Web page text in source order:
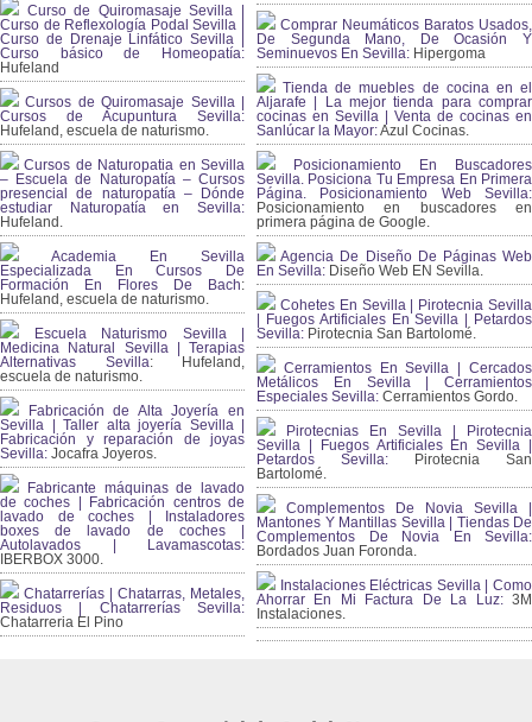
Curso de Quiromasaje Sevilla |
Curso de Reflexología Podal Sevilla |
Curso de Drenaje Linfático Sevilla |
Curso básico de Homeopatía:
Hufeland
Cursos de Quiromasaje Sevilla |
Cursos de Acupuntura Sevilla:
Hufeland, escuela de naturismo.
Cursos de Naturopatia en Sevilla
– Escuela de Naturopatía – Cursos
presencial de naturopatía – Dónde
estudiar Naturopatía en Sevilla:
Hufeland.
Academia En Sevilla
Especializada En Cursos De
Formación En Flores De Bach:
Hufeland, escuela de naturismo.
Escuela Naturismo Sevilla |
Medicina Natural Sevilla | Terapias
Alternativas Sevilla: Hufeland,
escuela de naturismo.
Fabricación de Alta Joyería en
Sevilla | Taller alta joyería Sevilla |
Fabricación y reparación de joyas
Sevilla: Jocafra Joyeros.
Fabricante máquinas de lavado
de coches | Fabricación centros de
lavado de coches | Instaladores
boxes de lavado de coches |
Autolavados | Lavamascotas:
IBERBOX 3000.
Chatarrerías | Chatarras, Metales,
Residuos | Chatarrerías Sevilla:
Chatarreria El Pino
Comprar Neumáticos Baratos Usados,
De Segunda Mano, De Ocasión Y
Seminuevos En Sevilla: Hipergoma
Tienda de muebles de cocina en el
Aljarafe | La mejor tienda para comprar
cocinas en Sevilla | Venta de cocinas en
Sanlúcar la Mayor:Azul Cocinas.
Posicionamiento En Buscadores
Sevilla. Posiciona Tu Empresa En Primera
Página. Posicionamiento Web Sevilla:
Posicionamiento en buscadores en
primera página de Google.
Agencia De Diseño De Páginas Web
En Sevilla: Diseño Web EN Sevilla.
Cohetes En Sevilla | Pirotecnia Sevilla
| Fuegos Artificiales En Sevilla | Petardos
Sevilla: Pirotecnia San Bartolomé.
Cerramientos En Sevilla | Cercados
Metálicos En Sevilla | Cerramientos
Especiales Sevilla: Cerramientos Gordo.
Pirotecnias En Sevilla | Pirotecnia
Sevilla | Fuegos Artificiales En Sevilla |
Petardos Sevilla: Pirotecnia San
Bartolomé.
Complementos De Novia Sevilla |
Mantones Y Mantillas Sevilla | Tiendas De
Complementos De Novia En Sevilla:
Bordados Juan Foronda.
Instalaciones Eléctricas Sevilla | Como
Ahorrar En Mi Factura De La Luz:3M
Instalaciones.